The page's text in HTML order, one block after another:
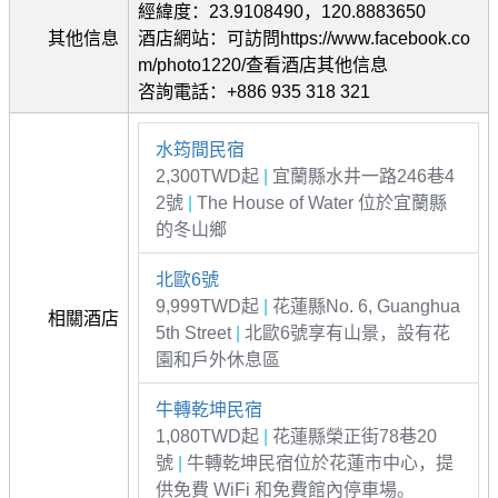
其他信息
經緯度：23.9108490，120.8883650
酒店網站：可訪問https://www.facebook.co
m/photo1220/查看酒店其他信息
咨詢電話：+886 935 318 321
相關酒店
水筠間民宿
2,300TWD起
宜蘭縣水井一路246巷4
2號
The House of Water 位於宜蘭縣
的冬山鄉
北歐6號
9,999TWD起
花蓮縣No. 6, Guanghua
5th Street
北歐6號享有山景，設有花
園和戶外休息區
牛轉乾坤民宿
1,080TWD起
花蓮縣榮正街78巷20
號
牛轉乾坤民宿位於花蓮市中心，提
供免費 WiFi 和免費館內停車場。